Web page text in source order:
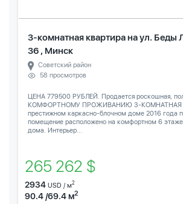
3-комнатная квартира на ул. Беды
36 , Минск
Советский район
58 просмотров
ЦЕНА 779500 РУБЛЕЙ. Продается роскошная,
КОМФОРТНОМУ ПРОЖИВАНИЮ 3-КОМНАТНАЯ
престижном каркасно-блочном доме 2016 года
помещение расположено на комфортном 6
дома. Интерьер...
265 262 $
2934 USD / м2
90.4 /69.4 м2